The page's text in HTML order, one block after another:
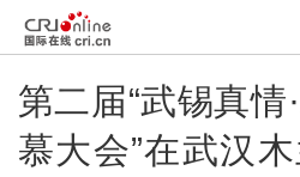
第二届“武锡真情
慕大会”在武汉